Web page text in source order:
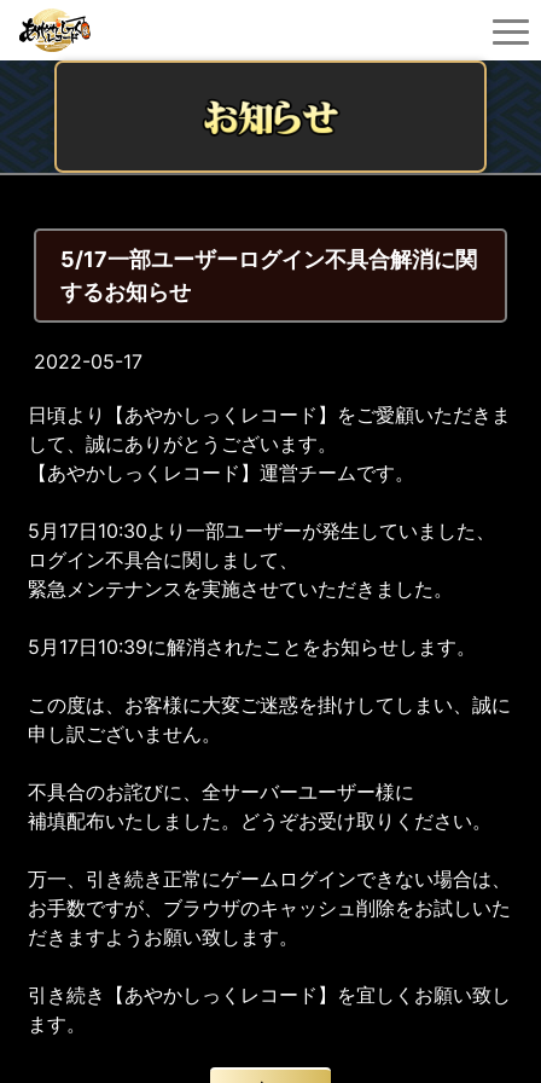
5/17一部ユーザーログイン不具合解消に関
するお知らせ
2022-05-17
日頃より【あやかしっくレコード】をご愛顧いただきま
して、誠にありがとうございます。
【あやかしっくレコード】運営チームです。
5月17日10:30より一部ユーザーが発生していました、
ログイン不具合に関しまして、
緊急メンテナンスを実施させていただきました。
5月17日10:39に解消されたことをお知らせします。
この度は、お客様に大変ご迷惑を掛けしてしまい、誠に
申し訳ございません。
不具合のお詫びに、全サーバーユーザー様に
補填配布いたしました。どうぞお受け取りください。
万一、引き続き正常にゲームログインできない場合は、
お手数ですが、ブラウザのキャッシュ削除をお試しいた
だきますようお願い致します。
引き続き【あやかしっくレコード】を宜しくお願い致し
ます。